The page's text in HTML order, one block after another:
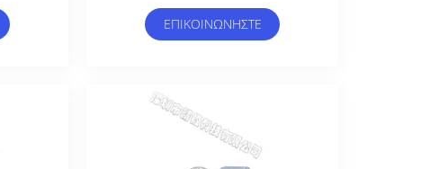
Χύτευση Αγκώνα Σύνδεσμος
Για Συστήματα Ράφι Σωλήνων
ΕΠΙΚΟΙΝΩΝΉΣΤΕ